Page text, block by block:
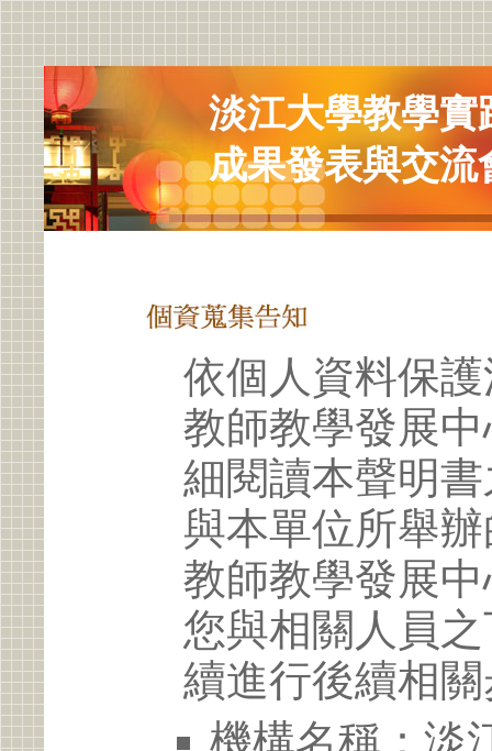
淡江大學教學實
成果發表與交流
依個人資料保
教師教學發展
細閱讀本聲明
與本單位所舉
教師教學發展
您與相關人員
續進行後續相
機構名稱：淡